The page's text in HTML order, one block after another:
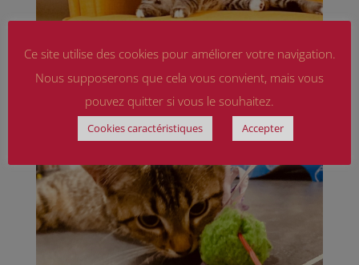
Ce site utilise des cookies pour améliorer votre navigation.
Nous supposerons que cela vous convient, mais vous
pouvez quitter si vous le souhaitez.
Cookies caractéristiques Accepter